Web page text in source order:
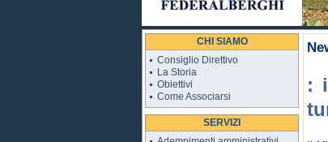
CHI SIAMO
Consiglio Direttivo
La Storia
Obiettivi
Come Associarsi
SERVIZI
: